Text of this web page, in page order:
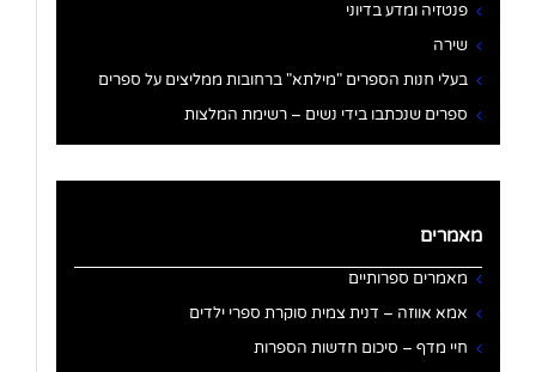
פנטזיה ומדע בדיוני
שירה
בעלי חנות הספרים "מילתא" ברחובות ממליצים על ספרים
ספרים שנכתבו בידי נשים – רשימת המלצות
מאמרים
מאמרים ספרותיים
אמא אווזה – דנית צמית סוקרת ספרי ילדים
חיי מדף – סיכום חדשות הספרות